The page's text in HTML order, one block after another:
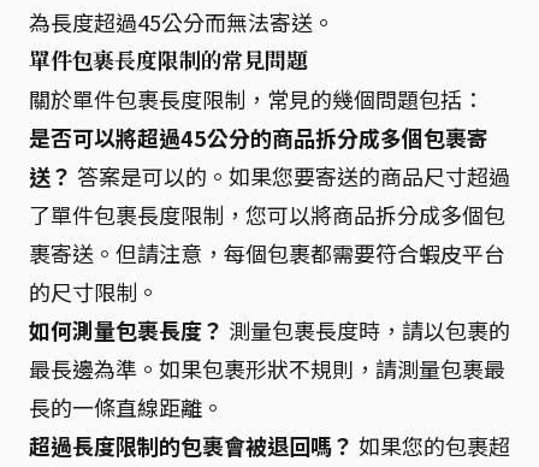
為長度超過45公分而無法寄送。
單件包裹長度限制的常見問題
關於單件包裹長度限制，常見的幾個問題包括：
是否可以將超過45公分的商品拆分成多個包裹寄
送？ 答案是可以的。如果您要寄送的商品尺寸超過
了單件包裹長度限制，您可以將商品拆分成多個包
裹寄送。但請注意，每個包裹都需要符合蝦皮平台
的尺寸限制。
如何測量包裹長度？ 測量包裹長度時，請以包裹的
最長邊為準。如果包裹形狀不規則，請測量包裹最
長的一條直線距離。
超過長度限制的包裹會被退回嗎？ 如果您的包裹超